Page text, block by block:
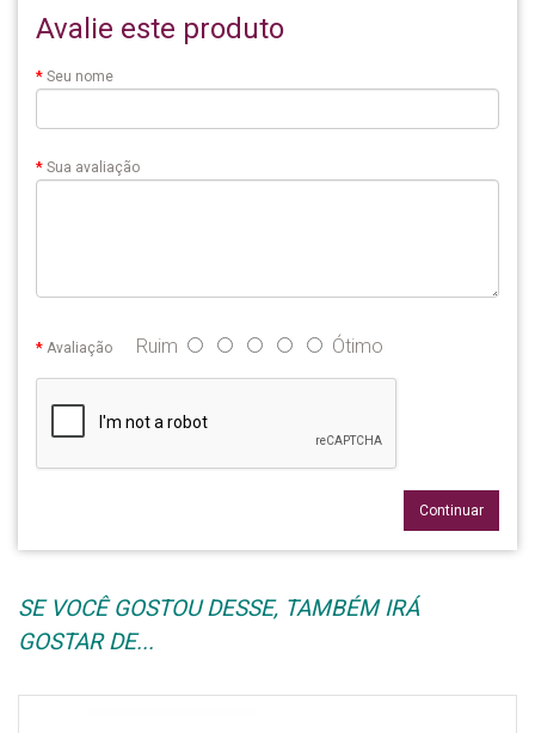
Avalie este produto
Seu nome
Sua avaliação
Avaliação Ruim Ótimo
Continuar
SE VOCÊ GOSTOU DESSE, TAMBÉM IRÁ
GOSTAR DE...